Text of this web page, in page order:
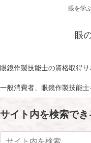
眼を学
眼
眼鏡作製技能士の資格取得サ
サイト内を検索でき